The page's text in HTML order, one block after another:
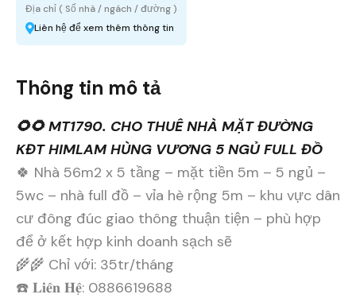
Địa chỉ ( Số nhà / ngách / đường )
Liên hệ để xem thêm thông tin
Thông tin mô tả
🌻🌻 MT1790. CHO THUÊ NHÀ MẶT ĐƯỜNG
KĐT HIMLAM HÙNG VƯƠNG 5 NGỦ FULL ĐỒ
🍀 Nhà 56m2 x 5 tầng – mặt tiền 5m – 5 ngủ –
5wc – nhà full đồ – vỉa hè rộng 5m – khu vực dân
cư đông đúc giao thông thuận tiện – phù hợp
để ở kết hợp kinh doanh sạch sẽ
🌾🌾 Chỉ với: 35tr/tháng
☎️ 𝐋𝐢𝐞̂𝐧 𝐇𝐞̣̂: 0886619688